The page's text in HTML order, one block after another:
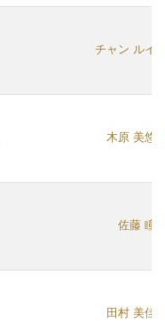
チャン ルイ
木原 美悠
佐藤 瞳
田村 美佳